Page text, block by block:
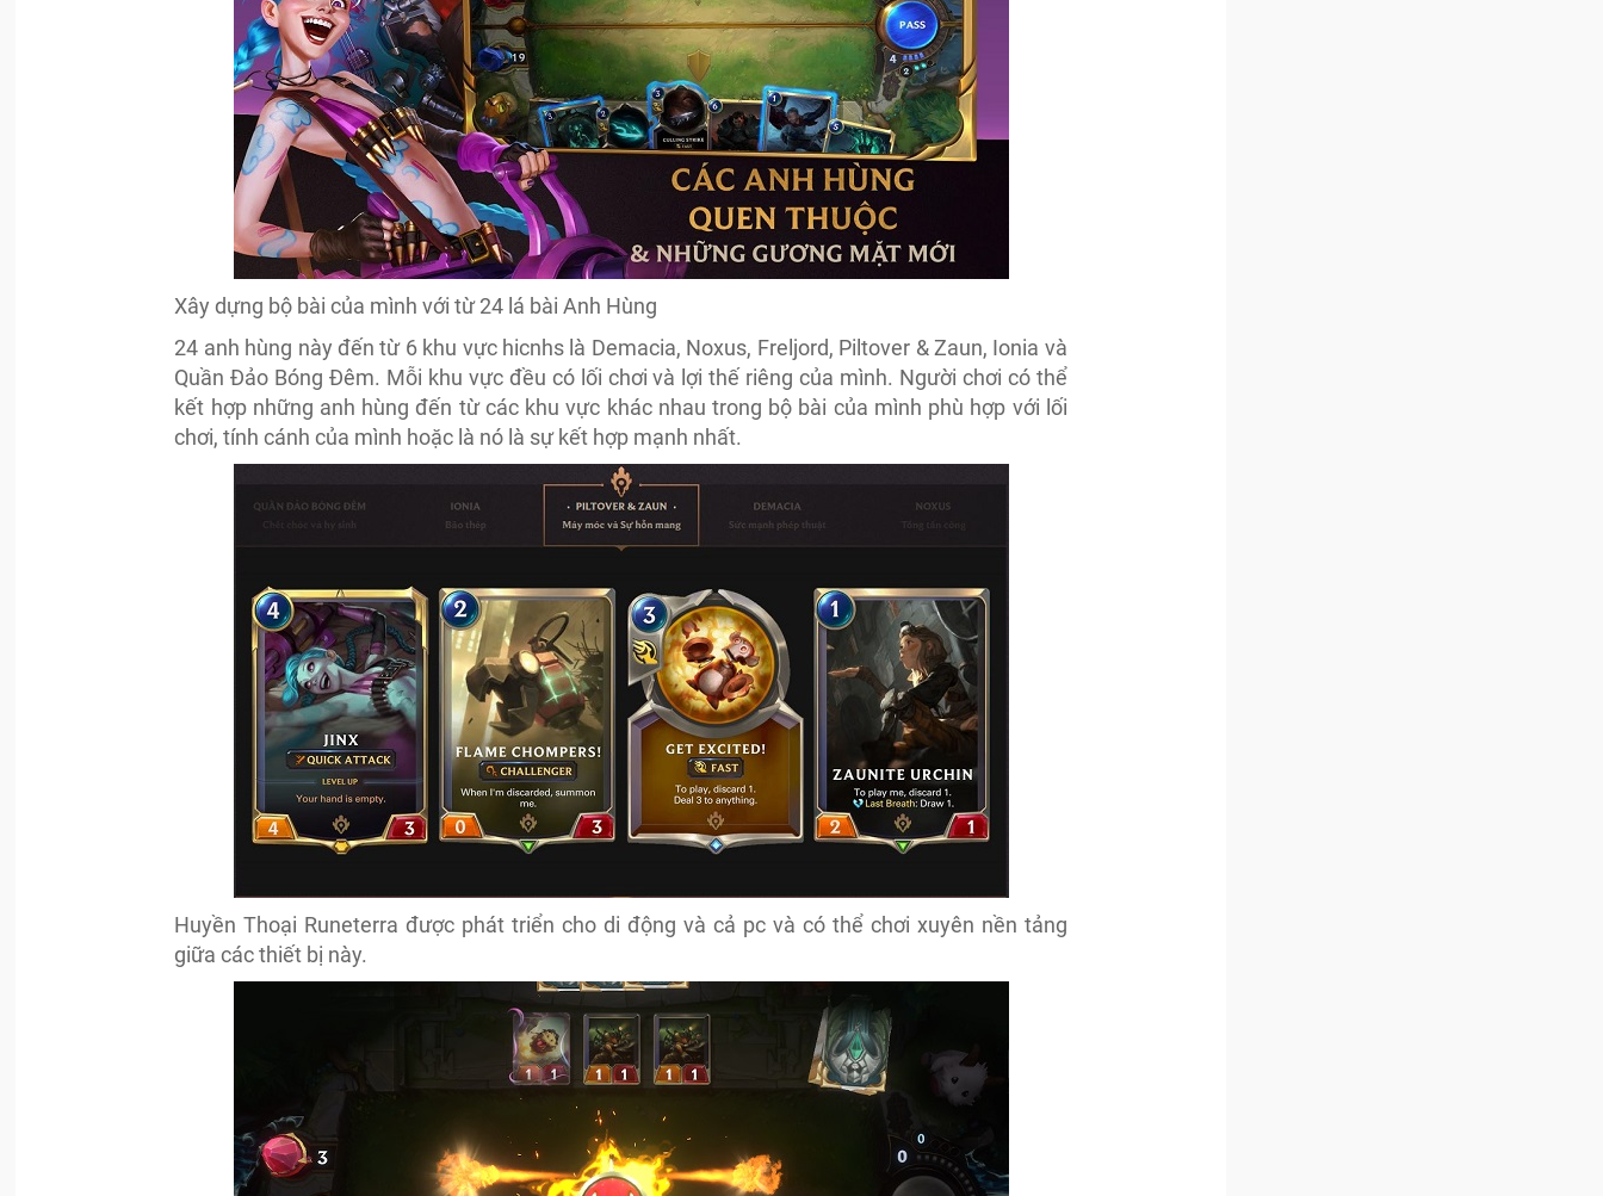
Xây dựng bộ bài của mình với từ 24 lá bài Anh Hùng
24 anh hùng này đến từ 6 khu vực hicnhs là Demacia, Noxus, Freljord, Piltover & Zaun, Ionia và
Quần Đảo Bóng Đêm. Mỗi khu vực đều có lối chơi và lợi thế riêng của mình. Người chơi có thể
kết hợp những anh hùng đến từ các khu vực khác nhau trong bộ bài của mình phù hợp với lối
chơi, tính cánh của mình hoặc là nó là sự kết hợp mạnh nhất.
Huyền Thoại Runeterra được phát triển cho di động và cả pc và có thể chơi xuyên nền tảng
giữa các thiết bị này.